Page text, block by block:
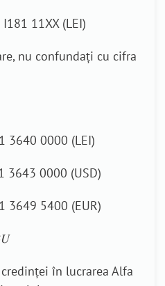
11XX (LEI)
nu confundați cu cifra
3640 0000 (LEI)
3643 0000 (USD)
3649 5400 (EUR)
în lucrarea Alfa